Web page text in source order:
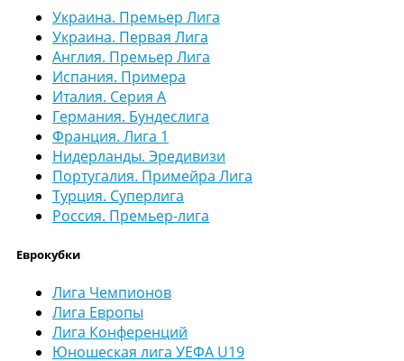
Украина. Премьер Лига
Украина. Первая Лига
Англия. Премьер Лига
Испания. Примера
Италия. Серия А
Германия. Бундеслига
Франция. Лига 1
Нидерланды. Эредивизи
Португалия. Примейра Лига
Турция. Суперлига
Россия. Премьер-лига
Еврокубки
Лига Чемпионов
Лига Европы
Лига Конференций
Юношеская лига УЕФА U19